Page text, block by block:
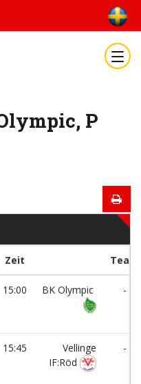
P
Zeit Team
15:00 BK Olympic -
15:45
Vellinge
IF:Röd
-